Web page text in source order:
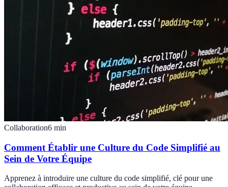
Collaboration6 min
Comment Établir une Culture du Code Simplifié au
Sein de Votre Équipe
Apprenez à introduire une culture du code simplifié, clé pour une